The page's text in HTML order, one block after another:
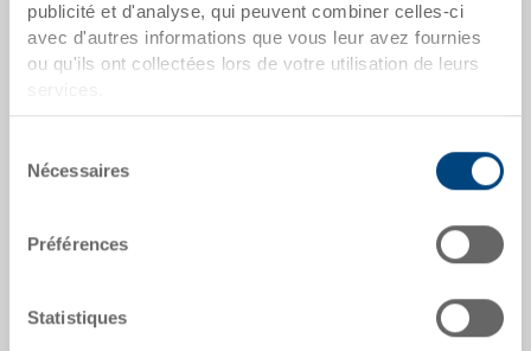
publicité et d'analyse, qui peuvent combiner celles-ci
avec d'autres informations que vous leur avez fournies
ou qu'ils ont collectées lors de votre utilisation de leurs
Nécessaires
Préférences
Statistiques
dates de l'article
600 x 400 x 220 mm